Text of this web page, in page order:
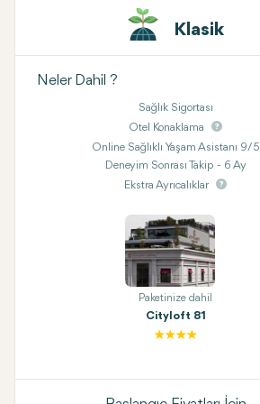
Klasik
Neler Dahil ?
Sağlık Sigortası
Otel Konaklama
Online Sağlıklı Yaşam Asistanı 9/5
Deneyim Sonrası Takip - 6 Ay
Ekstra Ayrıcalıklar
Paketinize dahil
Cityloft 81